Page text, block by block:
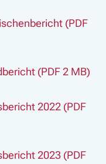
(PDF
(PDF 2 MB)
2022 (PDF
2023 (PDF